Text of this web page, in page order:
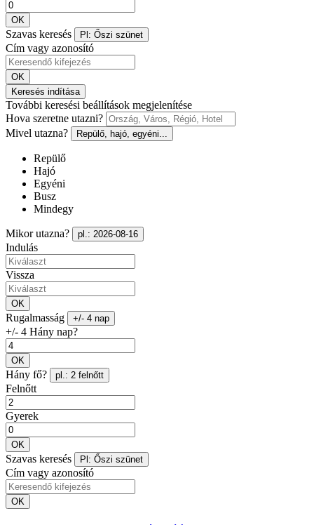
OK
Szavas keresés Pl: Őszi szünet
Cím vagy azonosító
OK
Keresés indítása
További keresési beállítások megjelenítése
Hova szeretne utazni?
Mivel utazna?
Repülő, hajó, egyéni...
Repülő
Hajó
Egyéni
Busz
Mindegy
Mikor utazna? pl.: 2026-08-16
Indulás
Vissza
OK
Rugalmasság +/- 4 nap
+/- 4 Hány nap?
OK
Hány fő? pl.: 2 felnőtt
Felnőtt
Gyerek
OK
Szavas keresés Pl: Őszi szünet
Cím vagy azonosító
OK